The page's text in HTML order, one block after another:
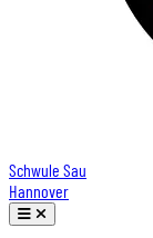
Schwule Sau
Hannover